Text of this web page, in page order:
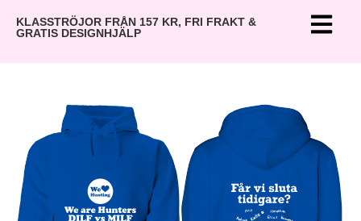
KLASSTRÖJOR FRÅN 157 KR, FRI FRAKT &
GRATIS DESIGNHJÄLP